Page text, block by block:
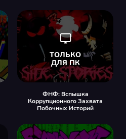
ФНФ: Вспышка
Коррупционного Захвата
Побочных Историй